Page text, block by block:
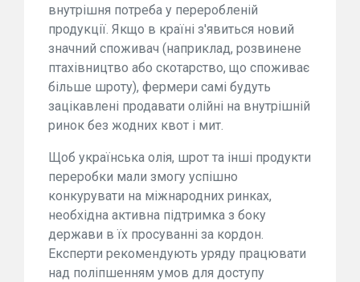
внутрішня потреба у переробленій
продукції. Якщо в країні з'явиться новий
значний споживач (наприклад, розвинене
птахівництво або скотарство, що споживає
більше шроту), фермери самі будуть
зацікавлені продавати олійні на внутрішній
ринок без жодних квот і мит.
Щоб українська олія, шрот та інші продукти
переробки мали змогу успішно
конкурувати на міжнародних ринках,
необхідна активна підтримка з боку
держави в їх просуванні за кордон.
Експерти рекомендують уряду працювати
над поліпшенням умов для доступу